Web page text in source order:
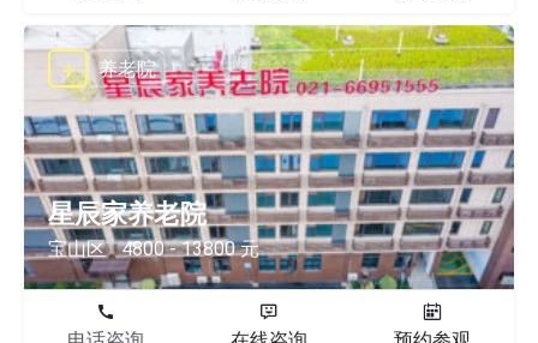
星辰家养老院
宝山区 4800 - 13800 元
养老院